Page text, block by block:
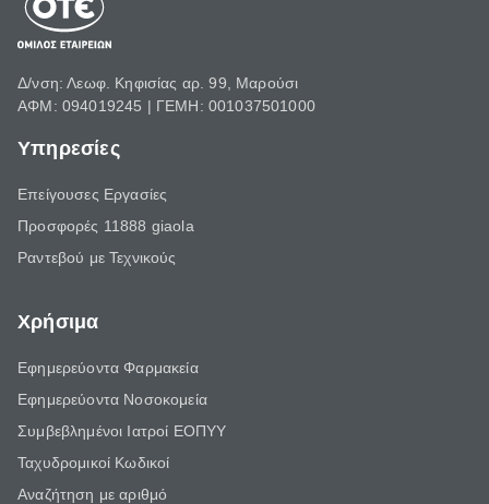
Δ/νση: Λεωφ. Κηφισίας αρ. 99, Μαρούσι
ΑΦΜ: 094019245 | ΓΕΜΗ: 001037501000
Υπηρεσίες
Επείγουσες Εργασίες
Προσφορές 11888 giaola
Ραντεβού με Τεχνικούς
Χρήσιμα
Εφημερεύοντα Φαρμακεία
Εφημερεύοντα Νοσοκομεία
Συμβεβλημένοι Ιατροί ΕΟΠΥΥ
Ταχυδρομικοί Κωδικοί
Αναζήτηση με αριθμό